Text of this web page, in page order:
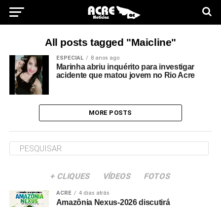
All posts tagged "Maicline"
ESPECIAL 8 anos ago
Marinha abriu inquérito para investigar
acidente que matou jovem no Rio Acre
MORE POSTS
+ CLIQUES VÍDEOS FOTOS
ACRE 4 dias atrás
Amazônia Nexus-2026 discutirá